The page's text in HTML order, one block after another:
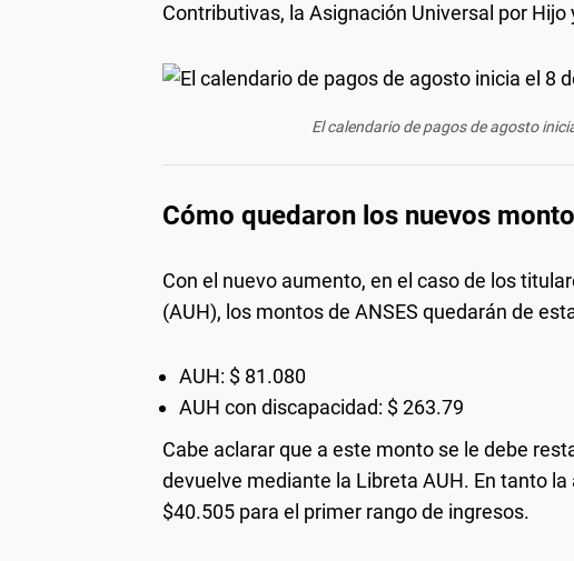
Contributivas, la Asignación Universal por
El calendario de pagos de agosto
Cómo quedaron los nuevos
Con el nuevo aumento, en el caso de los
(AUH), los montos de ANSES quedarán de
AUH: $ 81.080
AUH con discapacidad: $ 263.79
Cabe aclarar que a este monto se le debe
devuelve mediante la Libreta AUH. En tanto
$40.505 para el primer rango de ingresos.